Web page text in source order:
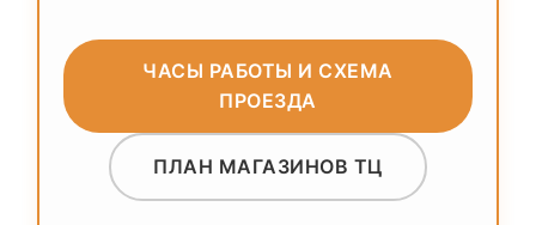
ЧАСЫ РАБОТЫ И СХЕМА
ПРОЕЗДА
ПЛАН МАГАЗИНОВ ТЦ